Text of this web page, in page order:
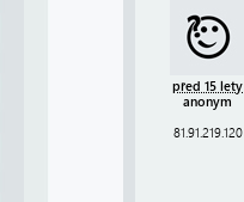
před 15 lety
anonym
81.91.219.120